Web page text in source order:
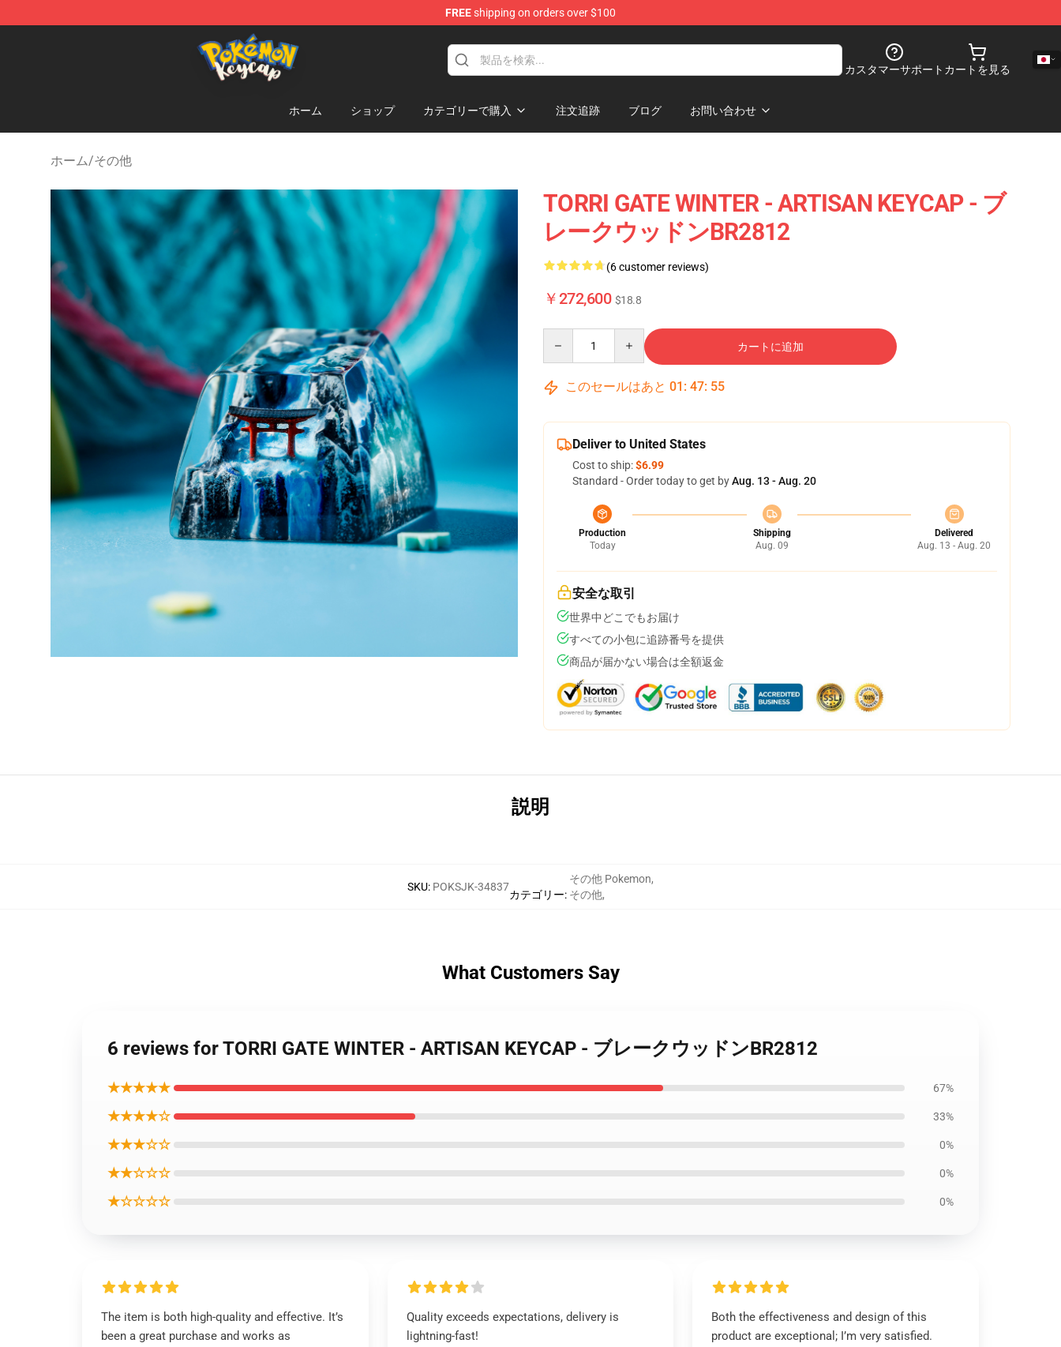
FREEshipping on orders over $100
Pokemon Keycap Shop - The Best Store of Pokemon Keycaps
カスタマーサポート カートを見る
ホーム ショップ カテゴリーで購入 注文追跡 ブログ お問い合わせ
ホーム/その他
TORRI GATE WINTER - ARTISAN KEYCAP - ブ
レークウッドンBR2812
(6 customer reviews)
￥272,600 $18.8
カートに追加
このセールはあと 01 : 47: 54
Deliver to United States
Cost to ship:$6.99
Standard - Order today to get byAug. 13 - Aug. 20
Production
Today
Shipping
Aug. 09
Delivered
Aug. 13 - Aug. 20
安全な取引
世界中どこでもお届け
すべての小包に追跡番号を提供
商品が届かない場合は全額返金
説明
SKU: POKSJK-34837
カテゴリー:
その他 Pokemon,
その他,
What Customers Say
6 reviews for TORRI GATE WINTER - ARTISAN KEYCAP - ブレークウッドンBR2812
★★★★★ 67%
★★★★☆ 33%
★★★☆☆ 0%
★★☆☆☆ 0%
★☆☆☆☆ 0%
The item is both high-quality and effective. It’s
been a great purchase and works as
Quality exceeds expectations, delivery is
lightning-fast!
Both the effectiveness and design of this
product are exceptional; I’m very satisfied.